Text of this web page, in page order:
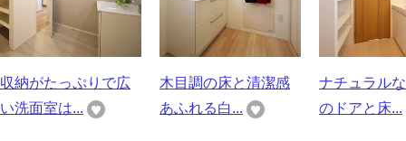
収納がたっぷりで広
い洗面室は...
木目調の床と清潔感
あふれる白...
ナチュラル
のドアと床...